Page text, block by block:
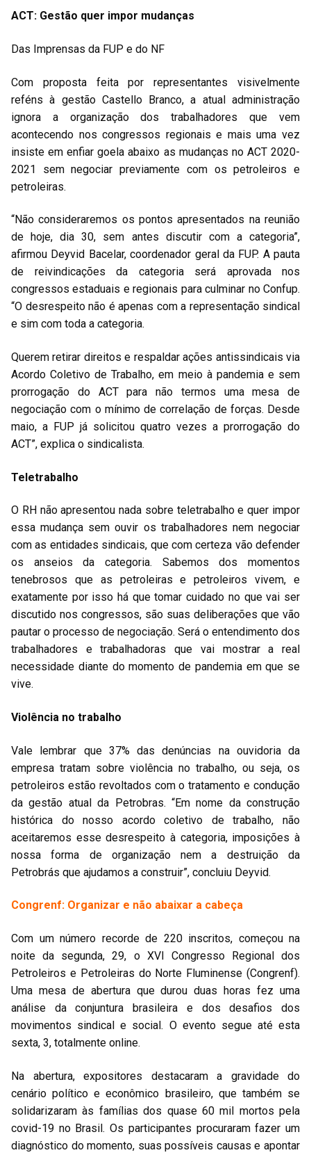
ACT: Gestão quer impor mudanças
Das Imprensas da FUP e do NF
Com proposta feita por representantes visivelmente
reféns à gestão Castello Branco, a atual administração
ignora a organização dos trabalhadores que vem
acontecendo nos congressos regionais e mais uma vez
insiste em enfiar goela abaixo as mudanças no ACT 2020-
2021 sem negociar previamente com os petroleiros e
petroleiras.
“Não consideraremos os pontos apresentados na reunião
de hoje, dia 30, sem antes discutir com a categoria”,
afirmou Deyvid Bacelar, coordenador geral da FUP. A pauta
de reivindicações da categoria será aprovada nos
congressos estaduais e regionais para culminar no Confup.
“O desrespeito não é apenas com a representação sindical
e sim com toda a categoria.
Querem retirar direitos e respaldar ações antissindicais via
Acordo Coletivo de Trabalho, em meio à pandemia e sem
prorrogação do ACT para não termos uma mesa de
negociação com o mínimo de correlação de forças. Desde
maio, a FUP já solicitou quatro vezes a prorrogação do
ACT”, explica o sindicalista.
Teletrabalho
O RH não apresentou nada sobre teletrabalho e quer impor
essa mudança sem ouvir os trabalhadores nem negociar
com as entidades sindicais, que com certeza vão defender
os anseios da categoria. Sabemos dos momentos
tenebrosos que as petroleiras e petroleiros vivem, e
exatamente por isso há que tomar cuidado no que vai ser
discutido nos congressos, são suas deliberações que vão
pautar o processo de negociação. Será o entendimento dos
trabalhadores e trabalhadoras que vai mostrar a real
necessidade diante do momento de pandemia em que se
vive.
Violência no trabalho
Vale lembrar que 37% das denúncias na ouvidoria da
empresa tratam sobre violência no trabalho, ou seja, os
petroleiros estão revoltados com o tratamento e condução
da gestão atual da Petrobras. “Em nome da construção
histórica do nosso acordo coletivo de trabalho, não
aceitaremos esse desrespeito à categoria, imposições à
nossa forma de organização nem a destruição da
Petrobrás que ajudamos a construir”, concluiu Deyvid.
Congrenf: Organizar e não abaixar a cabeça
Com um número recorde de 220 inscritos, começou na
noite da segunda, 29, o XVI Congresso Regional dos
Petroleiros e Petroleiras do Norte Fluminense (Congrenf).
Uma mesa de abertura que durou duas horas fez uma
análise da conjuntura brasileira e dos desafios dos
movimentos sindical e social. O evento segue até esta
sexta, 3, totalmente online.
Na abertura, expositores destacaram a gravidade do
cenário político e econômico brasileiro, que também se
solidarizaram às famílias dos quase 60 mil mortos pela
covid-19 no Brasil. Os participantes procuraram fazer um
diagnóstico do momento, suas possíveis causas e apontar